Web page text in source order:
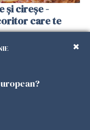
și cireșe -
care te